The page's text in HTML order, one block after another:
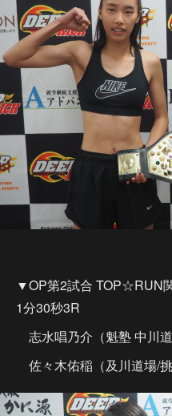
▼OP第2試合 TOP☆RUN
1分30秒3R
志水唱乃介（魁塾 中川
佐々木佑稲（及川道場/